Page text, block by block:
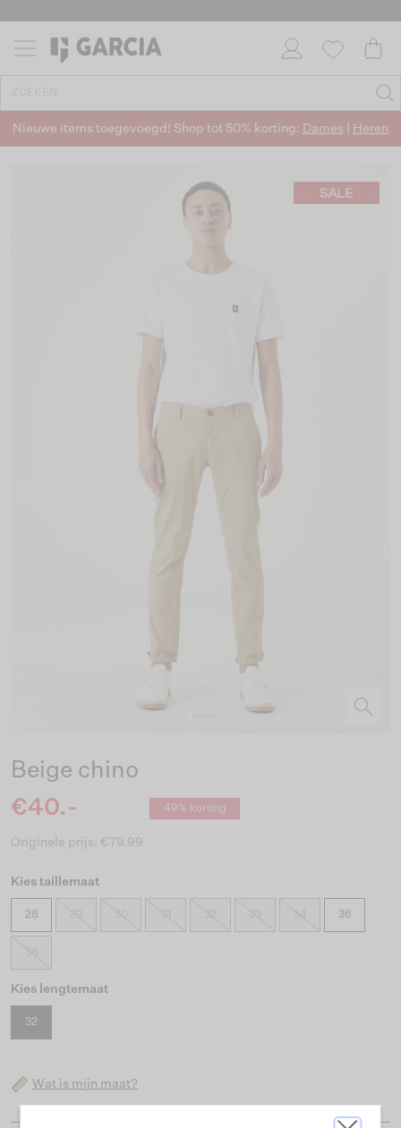
Nieuwe items toegevoegd! Shop tot 50% korting: Dames Heren
Beige chino
€40.-
49% korting
Originele prijs: €79.99
Kies taillemaat
28 29 30 31 32 33 34 36
38
Kies lengtemaat
32
Wat is mijn maat?